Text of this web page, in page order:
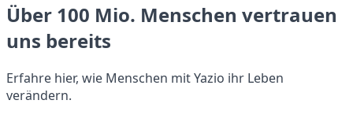
Über 100 Mio. Menschen vertrauen
uns bereits
Erfahre hier, wie Menschen mit Yazio ihr Leben
verändern.